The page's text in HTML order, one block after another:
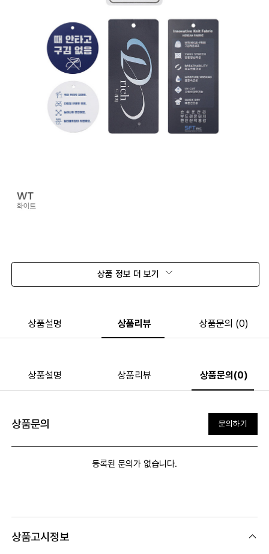
상품 정보 더 보기
상품설명 상품리뷰 상품문의 (0)
상품설명 상품리뷰 상품문의(0)
상품문의 문의하기
등록된 문의가 없습니다.
상품고시정보